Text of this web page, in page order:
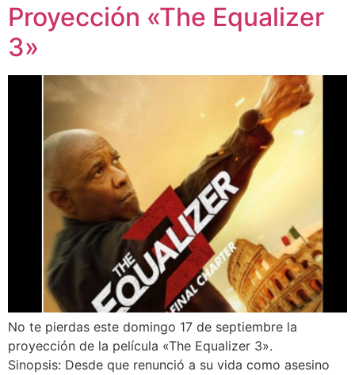
Proyección «The Equalizer
3»
No te pierdas este domingo 17 de septiembre la
proyección de la película «The Equalizer 3».
Sinopsis: Desde que renunció a su vida como asesino